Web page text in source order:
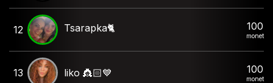
12 Tsarapka🐈 100
monet
13 liko 👸🏻💙 100
monet